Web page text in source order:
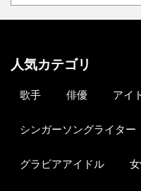
人気カテゴリ
歌手 俳優 アイ
シンガーソングライター
グラビアアイドル